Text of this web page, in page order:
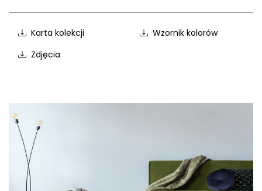
Karta kolekcji
Wzornik kolorów
Zdjęcia